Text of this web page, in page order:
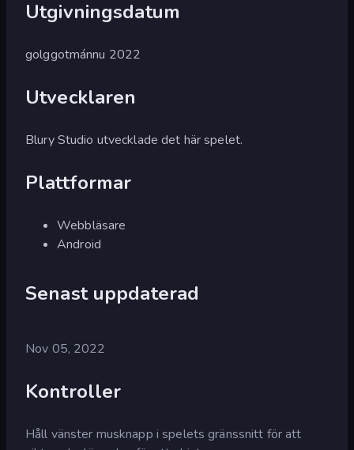
Utgivningsdatum
golggotmánnu 2022
Utvecklaren
Blury Studio utvecklade det här spelet.
Plattformar
Webbläsare
Android
Senast uppdaterad
Nov 05, 2022
Kontroller
Håll vänster musknapp i spelets gränssnitt för att